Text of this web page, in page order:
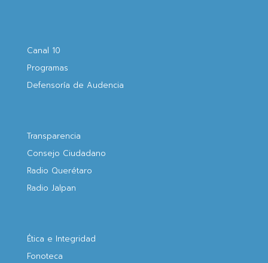
Canal 10
Programas
Defensoría de Audencia
Transparencia
Consejo Ciudadano
Radio Querétaro
Radio Jalpan
Ética e Integridad
Fonoteca